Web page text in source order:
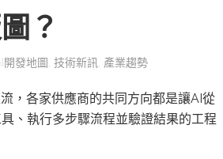
？
開發地圖 技術新訊 產業趨勢
，各家供應商的共同方向都是讓AI從
、執行多步驟流程並驗證結果的工程